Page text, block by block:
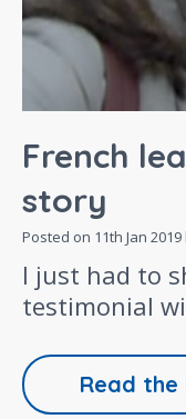
French
story
Posted on 11th Jan 2019
I just had to
testimonial
Read the